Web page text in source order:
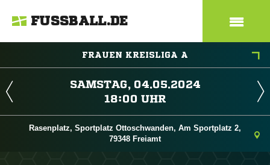
FUSSBALL.DE
FRAUEN KREISLIGA A
 
 
Rasenplatz, Sportplatz Ottoschwanden, Am Sportplatz 2,
79348 Freiamt